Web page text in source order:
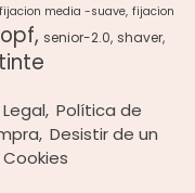
fijacion media -suave fijacion
senior-2.0 shaver
tinte
Política de
Desistir de un